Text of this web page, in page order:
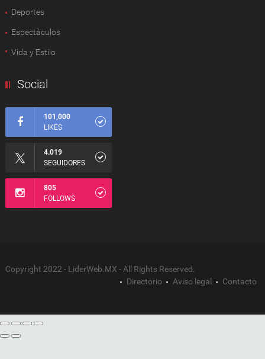
Deportes
Espectàculos
Vida y Estilo
Social
101,000
LIKES
4.019
SEGUIDORES
805
FOLLOWS
Copyright 2022 - LiderWeb.MX - All Rights Reserved.
Directorio
Aviso legal Contacto